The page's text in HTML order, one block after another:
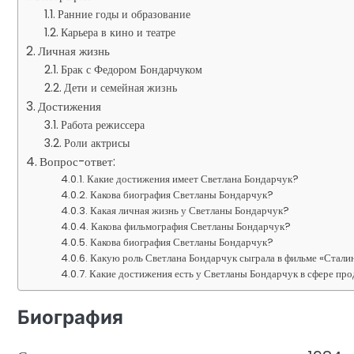
Ранние годы и образование
Карьера в кино и театре
Личная жизнь
Брак с Федором Бондарчуком
Дети и семейная жизнь
Достижения
Работа режиссера
Роли актрисы
Вопрос-ответ:
Какие достижения имеет Светлана Бондарчук?
Какова биография Светланы Бондарчук?
Какая личная жизнь у Светланы Бондарчук?
Какова фильмография Светланы Бондарчук?
Какова биография Светланы Бондарчук?
Какую роль Светлана Бондарчук сыграла в фильме
Какие достижения есть у Светланы Бондарчук в сфере
Биография